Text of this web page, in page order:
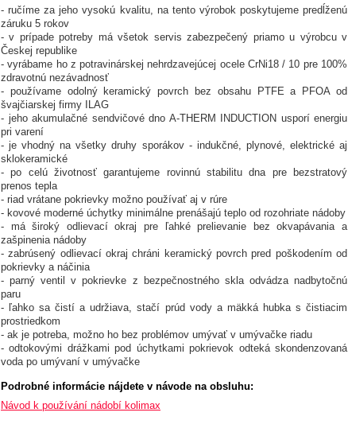
- ručíme za jeho vysokú kvalitu, na tento výrobok poskytujeme predĺženú
záruku 5 rokov
- v prípade potreby má všetok servis zabezpečený priamo u výrobcu v
Českej republike
- vyrábame ho z potravinárskej nehrdzavejúcej ocele CrNi18 / 10 pre 100%
zdravotnú nezávadnosť
- používame odolný keramický povrch bez obsahu PTFE a PFOA od
švajčiarskej firmy ILAG
- jeho akumulačné sendvičové dno A-THERM INDUCTION usporí energiu
pri varení
- je vhodný na všetky druhy sporákov - indukčné, plynové, elektrické aj
sklokeramické
- po celú životnosť garantujeme rovinnú stabilitu dna pre bezstratový
prenos tepla
- riad vrátane pokrievky možno používať aj v rúre
- kovové moderné úchytky minimálne prenášajú teplo od rozohriate nádoby
- má široký odlievací okraj pre ľahké prelievanie bez okvapávania a
zašpinenia nádoby
- zabrúsený odlievací okraj chráni keramický povrch pred poškodením od
pokrievky a náčinia
- parný ventil v pokrievke z bezpečnostného skla odvádza nadbytočnú
paru
- ľahko sa čistí a udržiava, stačí prúd vody a mäkká hubka s čistiacim
prostriedkom
- ak je potreba, možno ho bez problémov umývať v umývačke riadu
- odtokovými drážkami pod úchytkami pokrievok odteká skondenzovaná
voda po umývaní v umývačke
Podrobné informácie nájdete v návode na obsluhu:
Návod k používání nádobí kolimax